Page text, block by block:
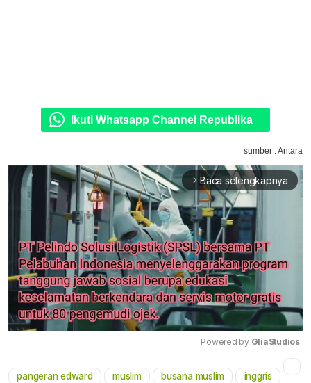
Ikuti Whatsapp Channel Republika
sumber : Antara
arrow_forward_ios Baca selengkapnya
Mute
Powered by GliaStudios
pangeran edward muslim busana muslim inggris